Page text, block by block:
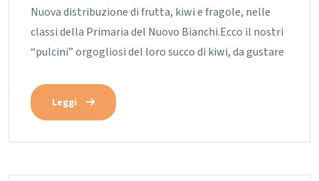
Nuova distribuzione di frutta, kiwi e fragole, nelle
classi della Primaria del Nuovo Bianchi.Ecco il nostri
“pulcini” orgogliosi del loro succo di kiwi, da gustare
Leggi